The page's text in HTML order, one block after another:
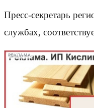
Пресс-секретарь
службах,
РЕКЛАМА